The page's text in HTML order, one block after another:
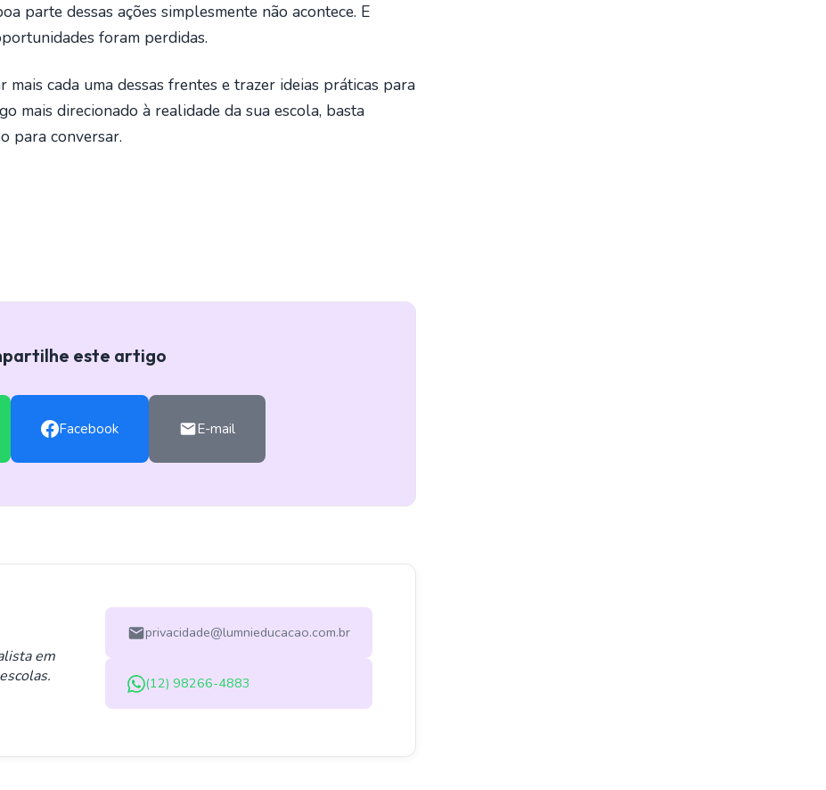
parte dessas ações simplesmente não acontece. E
foram perdidas.
cada uma dessas frentes e trazer ideias práticas para
mais direcionado à realidade da sua escola, basta
para conversar.
este artigo
Facebook E-mail
em
privacidade@lumnieducacao.com.br
(12) 98266-4883